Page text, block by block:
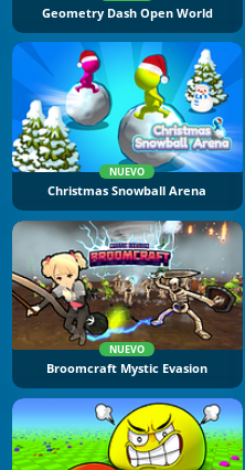
Geometry Dash Open World
NUEVO
Christmas Snowball Arena
NUEVO
Broomcraft Mystic Evasion